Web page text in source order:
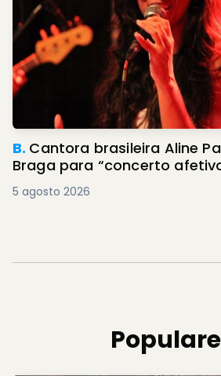
B. Cantora brasileira Aline
Braga para “concerto
5 agosto 2026